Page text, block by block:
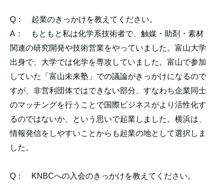
Q： 起業のきっかけを教えてください。
A：
もともと私は化学系技術者で、触媒・助剤・素材
関連の研究開発や技術営業をやっていました。富山大学
出身で、大学では化学を専攻していました。富山で参加
していた「富山未来塾」での議論がきっかけになるので
すが、非営利団体ではできない部分、すなわち企業同士
のマッチングを行うことで国際ビジネスがより活性化す
るのではないか、という思いで起業しました。横浜は、
情報発信をしやすいことからも起業の地として選択しま
した。
Q：
KNBCへの入会のきっかけを教えてください。